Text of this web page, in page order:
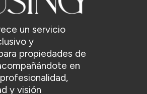
un servicio
y
propiedades de
en
y visión